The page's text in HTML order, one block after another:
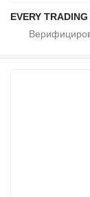
EVERY